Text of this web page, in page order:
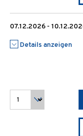
07.12.2026 -
Details anzeigen